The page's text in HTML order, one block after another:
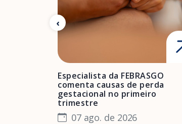
Especialista da FEBRASGO
comenta causas de perda
gestacional no primeiro
trimestre
07 ago. de 2026